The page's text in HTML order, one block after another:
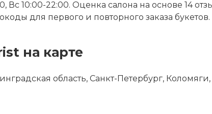
Вс 10:00-22:00. Оценка салона на основе 14
для первого и повторного заказа букетов.
на карте
область, Санкт-Петербург,